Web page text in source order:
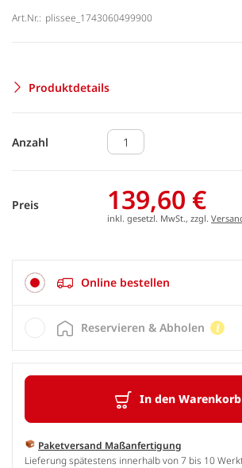
Art.Nr.: plissee_1743060499900
Produktdetails
Anzahl
Preis 139,60 €
inkl. gesetzl. MwSt., zzgl.
Online bestellen
In den Warenkorb
Paketversand Maßanfertigung
Lieferung spätestens innerhalb von 7 bis 10
Reservieren & Abholen